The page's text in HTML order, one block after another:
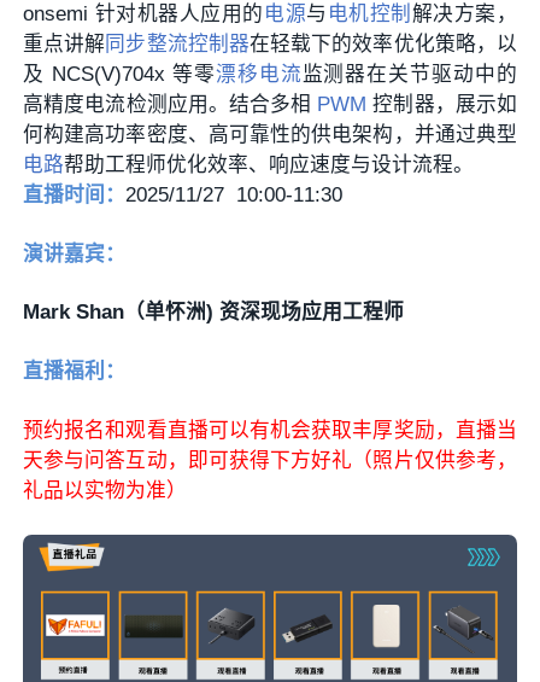
onsemi 针对机器人应用的 电源与 电机控制 解决方案，
重点讲解 同步整流控制器在轻载下的效率优化策略，以
及 NCS(V)704x 等零漂移电流 监测器在关节驱动中的
高精度电流检测应用。结合多相 PWM 控制器，展示如
何构建高功率密度、高可靠性的供电架构，并通过典型
电路帮助工程师优化效率、响应速度与设计流程。
直播时间： 2025/11/27 10:00-11:30
演讲嘉宾：
Mark Shan（单怀洲) 资深现场应用工程师
直播福利：
预约报名和观看直播可以有机会获取丰厚奖励，直播当
天参与问答互动，即可获得下方好礼（照片仅供参考，
礼品以实物为准）